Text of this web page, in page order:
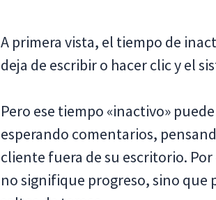
A primera vista, el tiempo de
deja de escribir o hacer clic y el
Pero ese tiempo «inactivo»
esperando comentarios,
cliente fuera de su escritorio.
no signifique progreso, sino que